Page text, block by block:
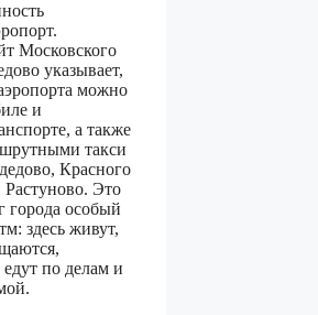
Московского
указывает,
можно
и
а также
такси
Красного
Это
города особый
здесь живут,
по делам и